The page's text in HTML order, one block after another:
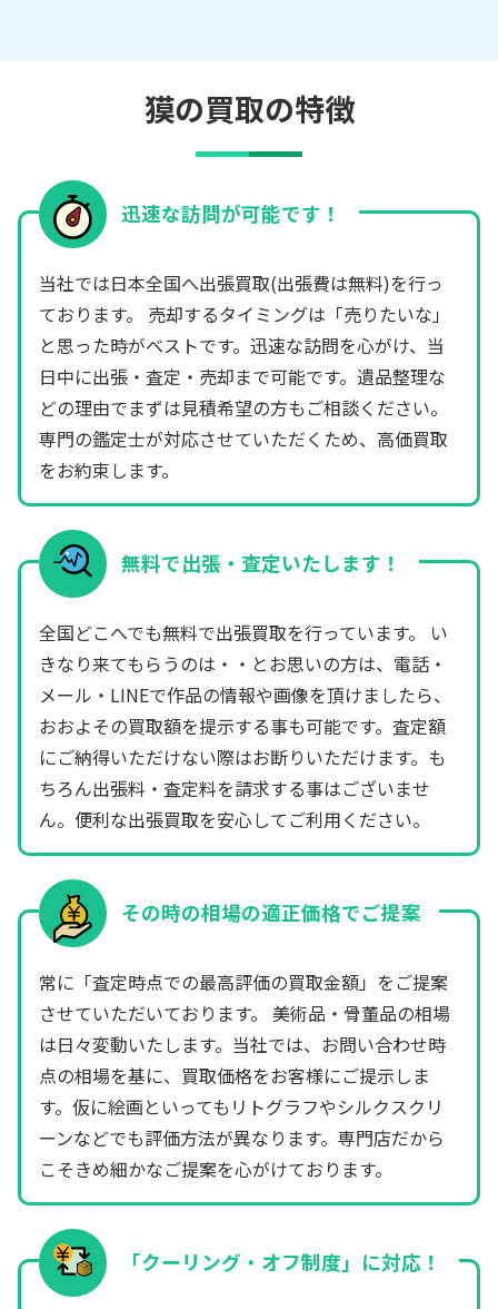
獏の買取の特徴
迅速な訪問が可能です！
当社では日本全国へ出張買取(出張費は無料)を行っ
ております。 売却するタイミングは「売りたいな」
と思った時がベストです。迅速な訪問を心がけ、当
日中に出張・査定・売却まで可能です。遺品整理な
どの理由でまずは見積希望の方もご相談ください。
専門の鑑定士が対応させていただくため、高価買取
をお約束します。
無料で出張・査定いたします！
全国どこへでも無料で出張買取を行っています。 い
きなり来てもらうのは・・とお思いの方は、電話・
メール・LINEで作品の情報や画像を頂けましたら、
おおよその買取額を提示する事も可能です。査定額
にご納得いただけない際はお断りいただけます。も
ちろん出張料・査定料を請求する事はございませ
ん。便利な出張買取を安心してご利用ください。
その時の相場の適正価格でご提案
常に「査定時点での最高評価の買取金額」をご提案
させていただいております。 美術品・骨董品の相場
は日々変動いたします。当社では、お問い合わせ時
点の相場を基に、買取価格をお客様にご提示しま
す。仮に絵画といってもリトグラフやシルクスクリ
ーンなどでも評価方法が異なります。専門店だから
こそきめ細かなご提案を心がけております。
「クーリング・オフ制度」に対応！